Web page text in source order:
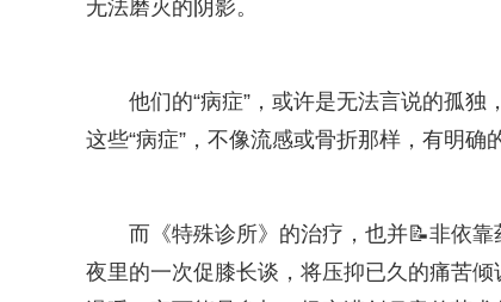
无法磨灭的阴影。
他们的“病症”，或许是无法言说的孤独
这些“病症”，不像流感或骨折那样，有明确
而《特殊诊所》的治疗，也并📝非依
夜里的一次促膝长谈，将压抑已久的痛苦